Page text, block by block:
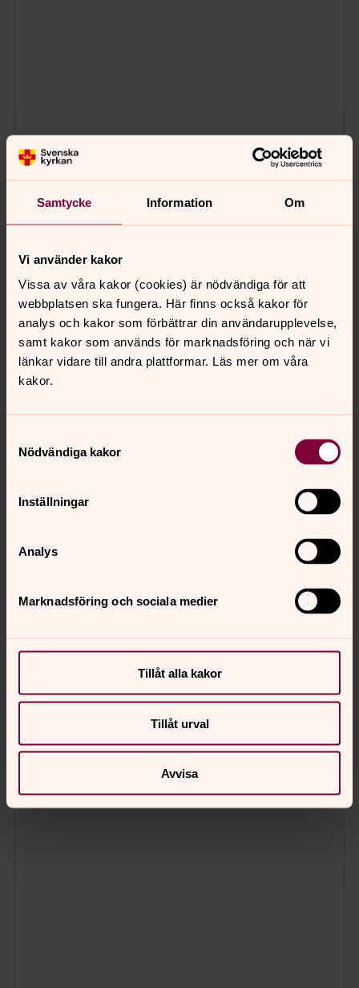
Samtycke Information Om
Vi använder kakor
Vissa av våra kakor (cookies) är nödvändiga för att
webbplatsen ska fungera. Här finns också kakor för
analys och kakor som förbättrar din användarupplevelse,
samt kakor som används för marknadsföring och när vi
länkar vidare till andra plattformar. Läs mer om våra
kakor.
Nödvändiga kakor
Inställningar
Analys
Marknadsföring och sociala medier
Tillåt alla kakor
Tillåt urval
Avvisa